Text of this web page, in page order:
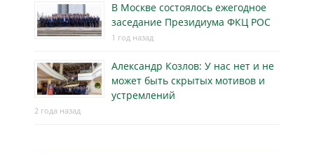
В Москве состоялось ежегодное
заседание Президиума ФКЦ РОС
1 год назад
Александр Козлов: У нас нет и не
может быть скрытых мотивов и
устремлений
2 года назад